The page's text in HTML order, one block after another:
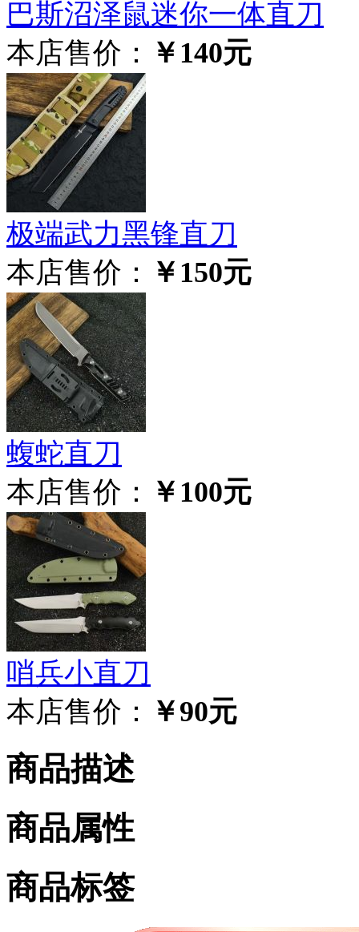
巴斯沼泽鼠迷你一体直刀
本店售价： ￥140元
极‮武端‬力黑锋直刀
本店售价： ￥150元
蝮蛇直刀
本店售价： ￥100元
哨兵小直刀
本店售价： ￥90元
商品描述
商品属性
商品标签